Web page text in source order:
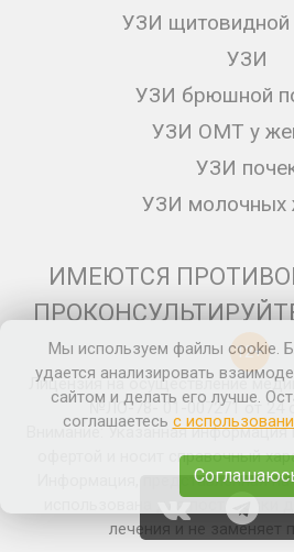
УЗИ
УЗИ
УЗИ брюшной
УЗИ ОМТ у
УЗИ
УЗИ молочных
ИМЕЮТСЯ
12+
Лицензия на осуществление
№ЛО-78- 01-007271 от 24
Внимание: Указанная информация
офертой и носит справочный
Информация, представленная
лечения и не заменяет
Мы используем файлы cookie.
удается анализировать
сайтом и делать его лучше.
соглашаетесь с